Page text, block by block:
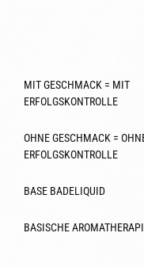
MIT GESCHMACK = MIT
ERFOLGSKONTROLLE
OHNE GESCHMACK =
ERFOLGSKONTROLLE
BASE BADELIQUID
BASISCHE